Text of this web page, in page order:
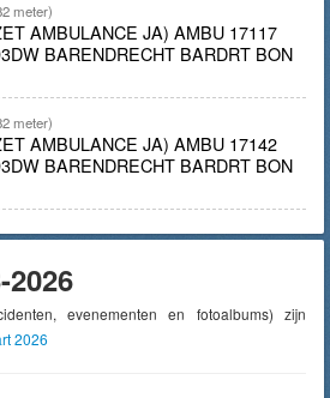
meter)
AMBULANCE JA) AMBU 17117
BARENDRECHT BARDRT BON
meter)
AMBULANCE JA) AMBU 17142
BARENDRECHT BARDRT BON
evenementen en fotoalbums) zijn
2026